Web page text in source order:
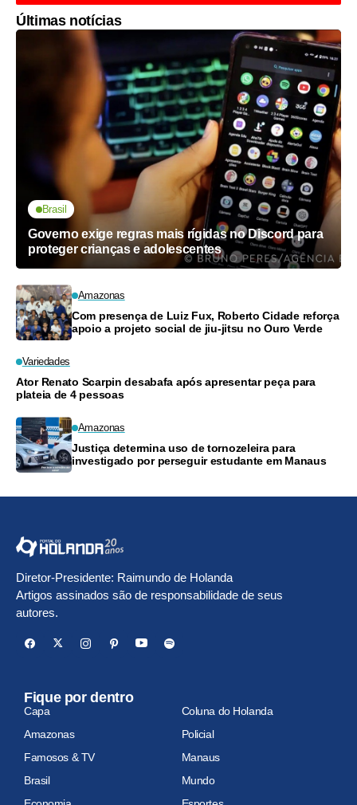
Últimas notícias
Brasil
Governo exige regras mais rígidas no Discord para
proteger crianças e adolescentes
Amazonas
Com presença de Luiz Fux, Roberto Cidade reforça
apoio a projeto social de jiu-jitsu no Ouro Verde
Variedades
Ator Renato Scarpin desabafa após apresentar peça para
plateia de 4 pessoas
Amazonas
Justiça determina uso de tornozeleira para
investigado por perseguir estudante em Manaus
Diretor-Presidente: Raimundo de Holanda
Artigos assinados são de responsabilidade de seus
autores.
Fique por dentro
Capa
Coluna do Holanda
Amazonas
Policial
Famosos & TV
Manaus
Brasil
Mundo